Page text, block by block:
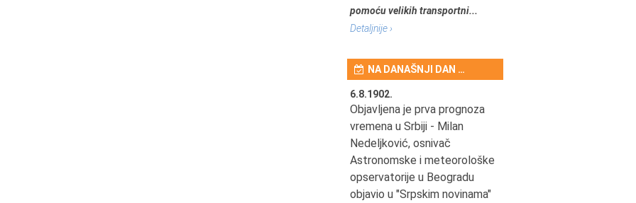
pomoću velikih transportni...
Detaljnije ›
NA DANAŠNJI DAN …
6.8.1902.
Objavljena je prva prognoza
vremena u Srbiji - Milan
Nedeljković, osnivač
Astronomske i meteorološke
opservatorije u Beogradu
objavio u "Srpskim novinama"